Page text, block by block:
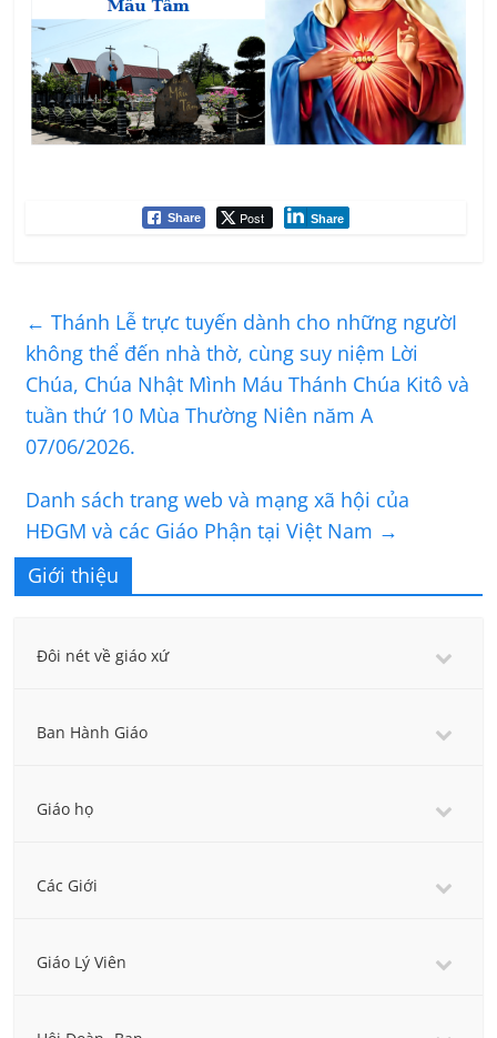
Share Post Share
← Thánh Lễ trực tuyến dành cho những ngườI
không thể đến nhà thờ, cùng suy niệm Lời
Chúa, Chúa Nhật Mình Máu Thánh Chúa Kitô và
tuần thứ 10 Mùa Thường Niên năm A
07/06/2026.
Danh sách trang web và mạng xã hội của
HĐGM và các Giáo Phận tại Việt Nam →
Giới thiệu
Đôi nét về giáo xứ
Ban Hành Giáo
Giáo họ
Các Giới
Giáo Lý Viên